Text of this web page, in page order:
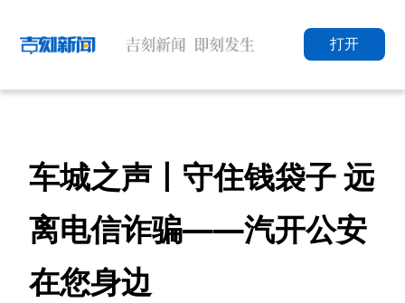
打开
车城之声丨守住钱袋子 远
离电信诈骗——汽开公安
在您身边